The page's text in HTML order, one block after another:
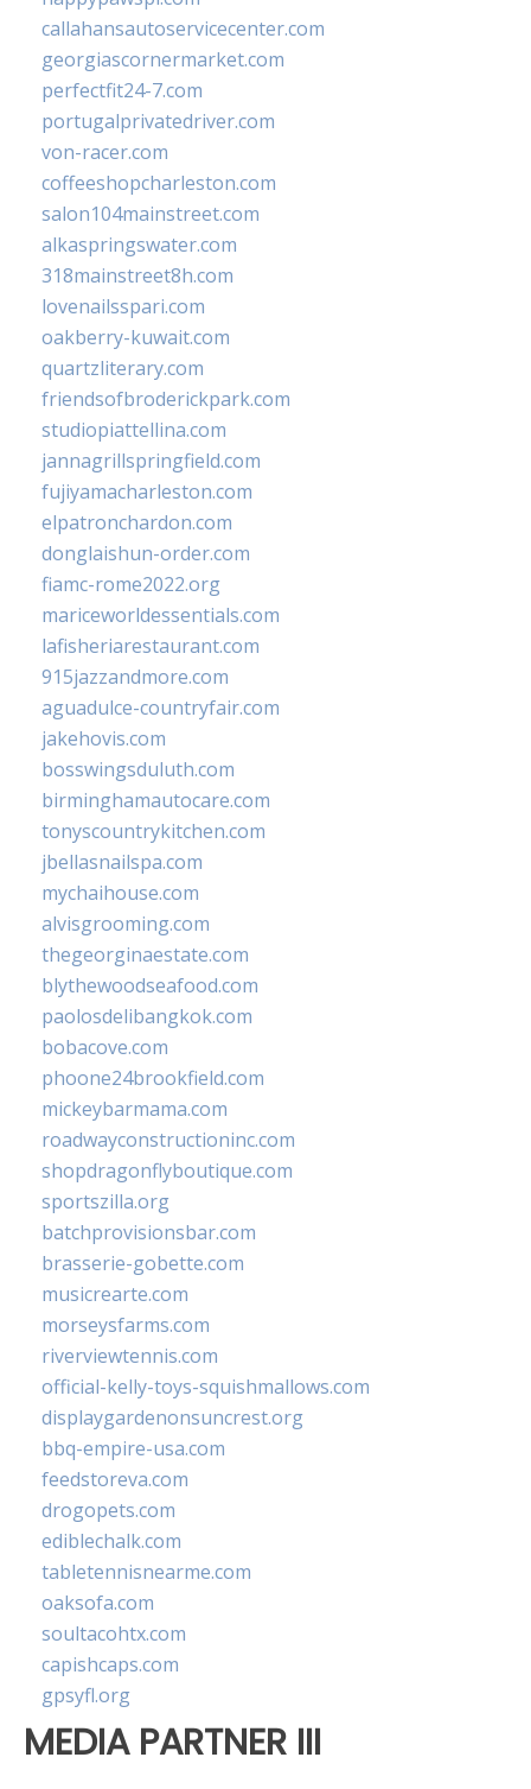
callahansautoservicecenter.com
georgiascornermarket.com
perfectfit24-7.com
portugalprivatedriver.com
von-racer.com
coffeeshopcharleston.com
salon104mainstreet.com
alkaspringswater.com
318mainstreet8h.com
lovenailsspari.com
oakberry-kuwait.com
quartzliterary.com
friendsofbroderickpark.com
studiopiattellina.com
jannagrillspringfield.com
fujiyamacharleston.com
elpatronchardon.com
donglaishun-order.com
fiamc-rome2022.org
mariceworldessentials.com
lafisheriarestaurant.com
915jazzandmore.com
aguadulce-countryfair.com
jakehovis.com
bosswingsduluth.com
birminghamautocare.com
tonyscountrykitchen.com
jbellasnailspa.com
mychaihouse.com
alvisgrooming.com
thegeorginaestate.com
blythewoodseafood.com
paolosdelibangkok.com
bobacove.com
phoone24brookfield.com
mickeybarmama.com
roadwayconstructioninc.com
shopdragonflyboutique.com
sportszilla.org
batchprovisionsbar.com
brasserie-gobette.com
musicrearte.com
morseysfarms.com
riverviewtennis.com
official-kelly-toys-squishmallows.com
displaygardenonsuncrest.org
bbq-empire-usa.com
feedstoreva.com
drogopets.com
ediblechalk.com
tabletennisnearme.com
oaksofa.com
soultacohtx.com
capishcaps.com
gpsyfl.org
MEDIA PARTNER III